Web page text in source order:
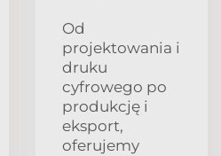
Od
projektowania i
druku
cyfrowego po
produkcję i
eksport,
oferujemy